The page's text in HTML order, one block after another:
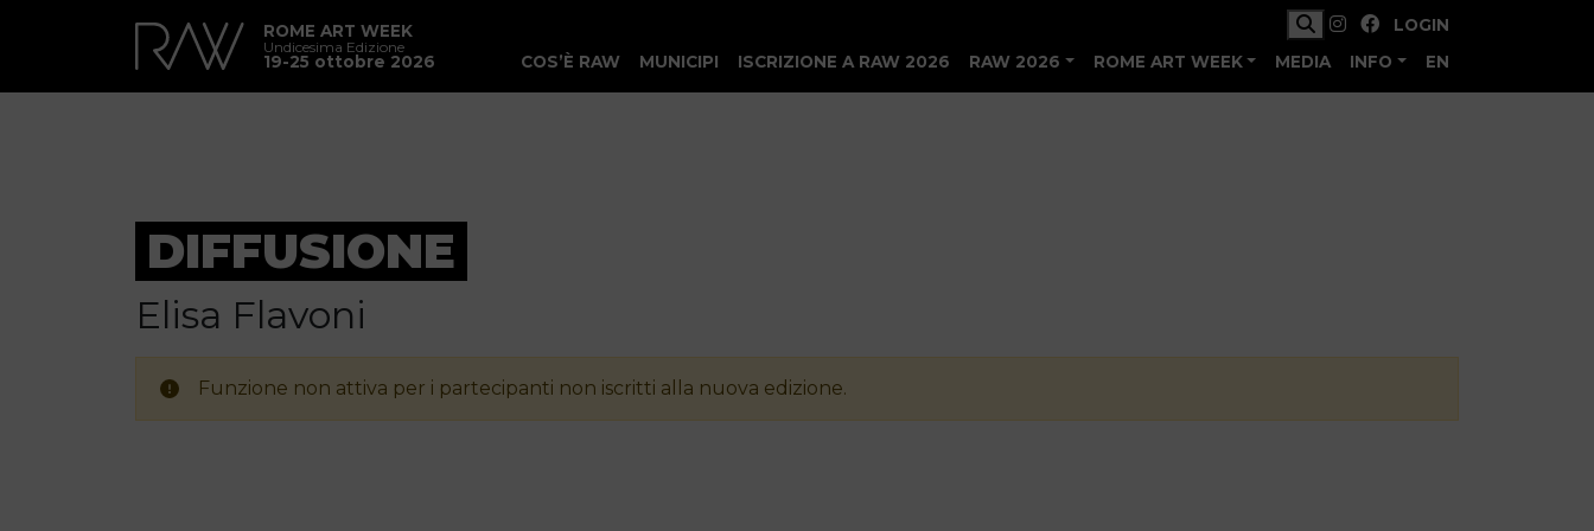
ROME ART WEEK
Undicesima Edizione
19-25 ottobre 2026
LOGIN
COS’È RAW
MUNICIPI ISCRIZIONE A RAW 2026 RAW 2026 ROME ART WEEK MEDIA INFO EN
DIFFUSIONE
Elisa Flavoni
Funzione non attiva per i partecipanti non iscritti alla nuova edizione.